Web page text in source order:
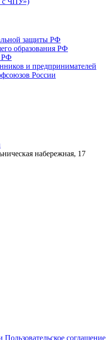
набережная, 17
Пользовательское соглашение